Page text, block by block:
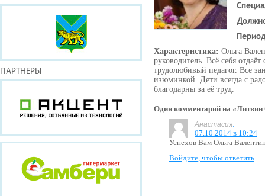
ПАРТНЕРЫ
Характеристика: Ольга
руководитель. Всё себя
трудолюбивый педагог. Все
изюминкой. Дети всегда с
благодарны за её труд.
Один комментарий на «Литвин
Анастасия:
07.10.2014 в 10:24
Успехов Вам Ольга
Войдите, чтобы ответить